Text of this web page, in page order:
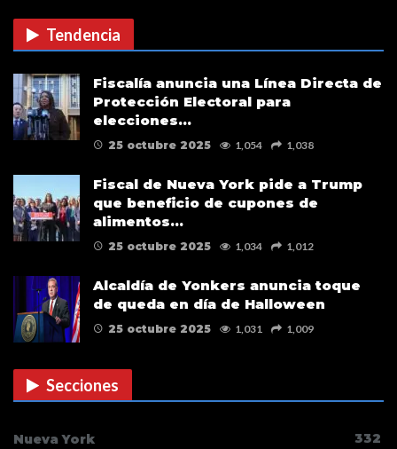
de su campaña…
Tendencia
Fiscalía anuncia una Línea Directa de
Protección Electoral para
elecciones…
25 octubre 2025 1,054 1,038
Fiscal de Nueva York pide a Trump
que beneficio de cupones de
alimentos…
25 octubre 2025 1,034 1,012
Alcaldía de Yonkers anuncia toque
de queda en día de Halloween
25 octubre 2025 1,031 1,009
Secciones
Nueva York 332